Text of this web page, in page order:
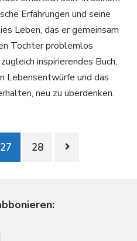
Erfahrungen und seine
Leben, das er gemeinsam
Tochter problemlos
inspirierendes Buch,
Lebensentwürfe und das
neu zu überdenken.
27 28